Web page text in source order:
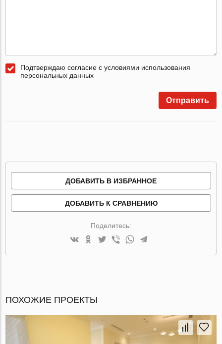
Подтверждаю согласие с условиями использования
персональных данных
Отправить
ДОБАВИТЬ В ИЗБРАННОЕ
ДОБАВИТЬ К СРАВНЕНИЮ
Поделитесь:
ПОХОЖИЕ ПРОЕКТЫ